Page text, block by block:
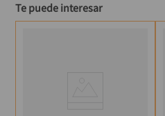
múltiples tipos de perforación.
Te puede interesar